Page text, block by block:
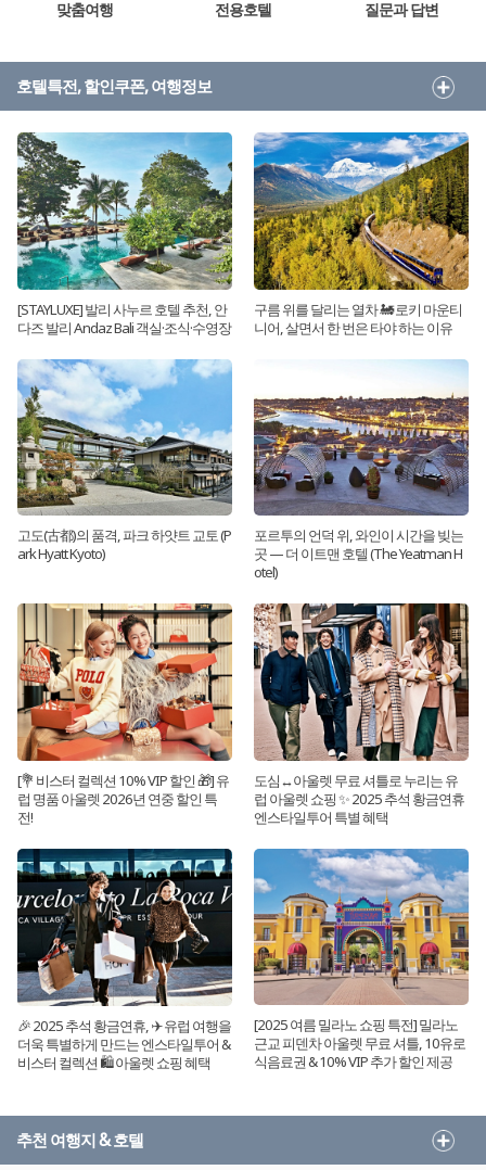
맞춤여행 전용호텔 질문과 답변
호텔특전, 할인쿠폰, 여행정보
[STAYLUXE] 발리 사누르 호텔 추천, 안
다즈 발리 Andaz Bali 객실·조식·수영장
구름 위를 달리는 열차 🚂 로키 마운티
니어, 살면서 한 번은 타야 하는 이유
고도(古都)의 품격, 파크 하얏트 교토 (P
ark Hyatt Kyoto)
포르투의 언덕 위, 와인이 시간을 빚는
곳 — 더 이트맨 호텔 (The Yeatman H
otel)
[💐 비스터 컬렉션 10% VIP 할인 🎁] 유
럽 명품 아울렛 2026년 연중 할인 특
전!
도심↔아울렛 무료 셔틀로 누리는 유
럽 아울렛 쇼핑 ✨ 2025 추석 황금연휴
엔스타일투어 특별 혜택
🎉 2025 추석 황금연휴, ✈️ 유럽 여행을
더욱 특별하게 만드는 엔스타일투어 &
비스터 컬렉션 🛍️ 아울렛 쇼핑 혜택
[2025 여름 밀라노 쇼핑 특전] 밀라노
근교 피덴차 아울렛 무료 셔틀, 10유로
식음료권 & 10% VIP 추가 할인 제공
추천 여행지 & 호텔